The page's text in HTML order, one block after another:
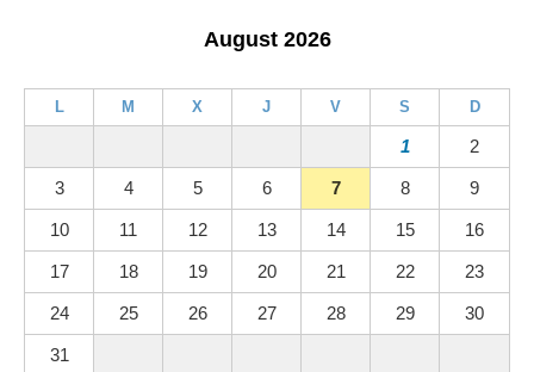
August 2026
L M X J V S D
1 2
3 4 5 6 7 8 9
10 11 12 13 14 15 16
17 18 19 20 21 22 23
24 25 26 27 28 29 30
31